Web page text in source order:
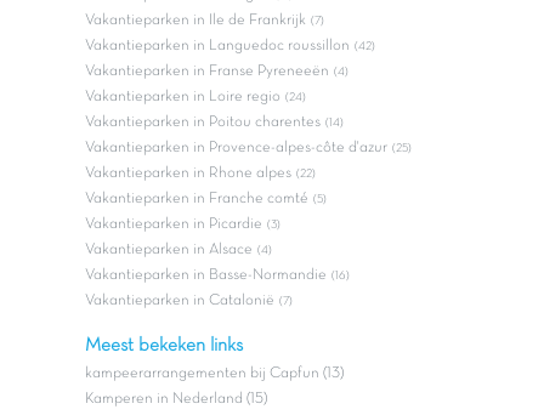
Vakantieparken in Ile de Frankrijk (7)
Vakantieparken in Languedoc roussillon (42)
Vakantieparken in Franse Pyreneeën (4)
Vakantieparken in Loire regio (24)
Vakantieparken in Poitou charentes (14)
Vakantieparken in Provence-alpes-côte d'azur (25)
Vakantieparken in Rhone alpes (22)
Vakantieparken in Franche comté (5)
Vakantieparken in Picardie (3)
Vakantieparken in Alsace (4)
Vakantieparken in Basse-Normandie (16)
Vakantieparken in Catalonië (7)
Meest bekeken links
kampeerarrangementen bij Capfun (13)
Kamperen in Nederland (15)